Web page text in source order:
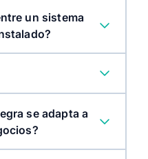
un sistema
se adapta a